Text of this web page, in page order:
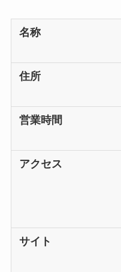
名称
住所
営業時間
アクセス
サイト